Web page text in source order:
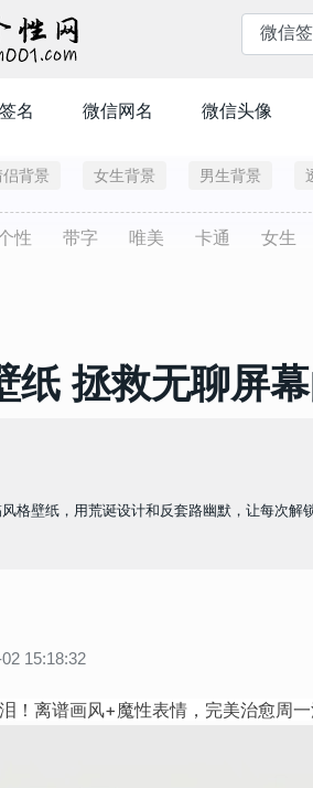
名 微信网名 微信头像
侣背景 女生背景 男生背景
性 带字 唯美 卡通 女生
纸 拯救无聊屏
格壁纸，用荒诞设计和反套路幽默，让每次解
15:18:32
！离谱画风+魔性表情，完美治愈周一